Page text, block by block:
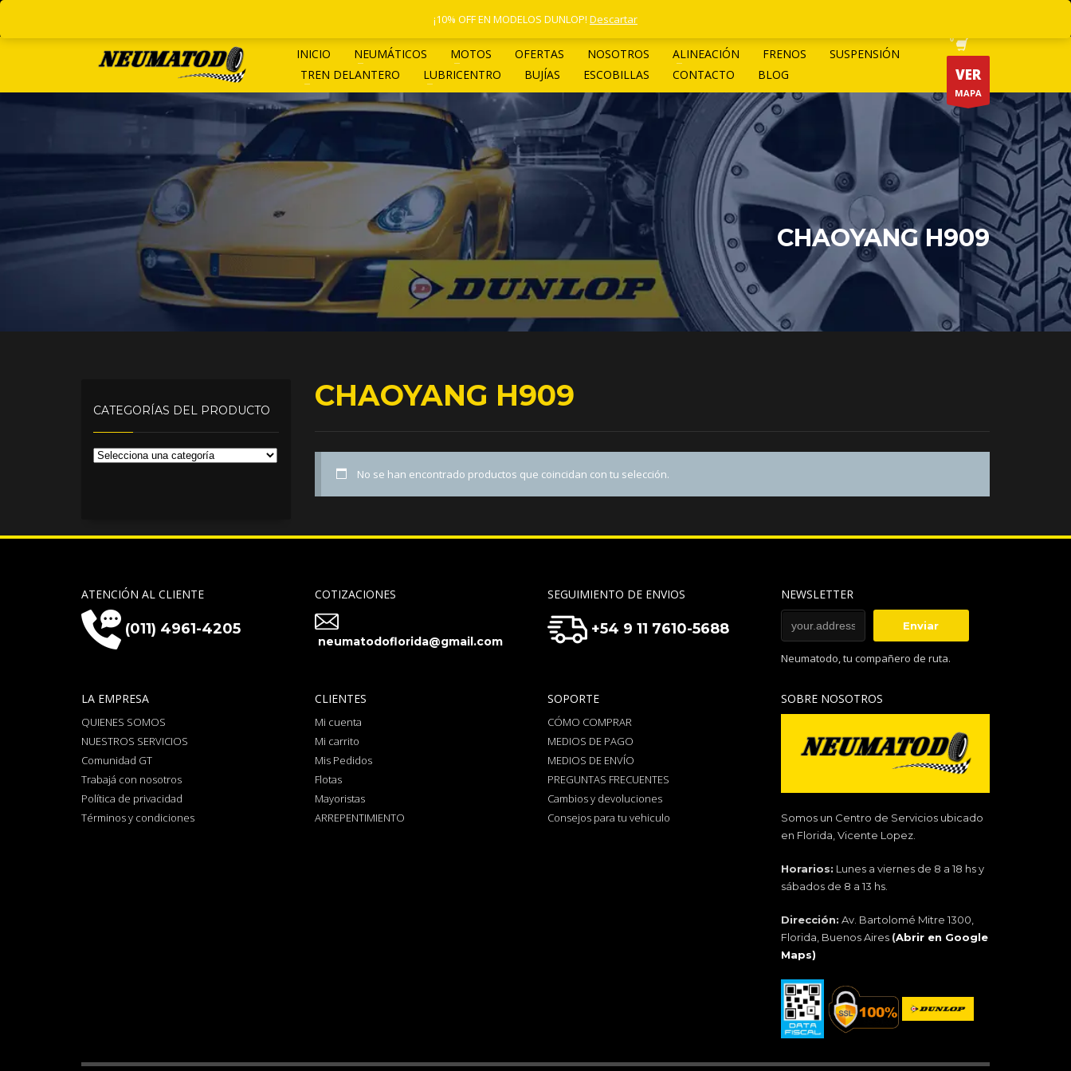
INICIO NEUMÁTICOS MOTOS OFERTAS NOSOTROS ALINEACIÓN FRENOS
SUSPENSIÓN
TREN DELANTERO
LUBRICENTRO BUJÍAS ESCOBILLAS CONTACTO BLOG VER
MAPA
CHAOYANG H909
CHAOYANG H909
No se han encontrado productos que coincidan con tu selección.
CATEGORÍAS DEL PRODUCTO
ATENCIÓN AL CLIENTE
(011) 4961-4205
COTIZACIONES
neumatodoflorida@gmail.com
SEGUIMIENTO DE ENVIOS
+54 9 11 7610-5688
NEWSLETTER
Neumatodo, tu compañero de ruta.
LA EMPRESA
QUIENES SOMOS
NUESTROS SERVICIOS
Comunidad GT
Trabajá con nosotros
Política de privacidad
Términos y condiciones
CLIENTES
Mi cuenta
Mi carrito
Mis Pedidos
Flotas
Mayoristas
ARREPENTIMIENTO
SOPORTE
CÓMO COMPRAR
MEDIOS DE PAGO
MEDIOS DE ENVÍO
PREGUNTAS FRECUENTES
Cambios y devoluciones
Consejos para tu vehiculo
SOBRE NOSOTROS
Somos un Centro de Servicios ubicado
en Florida, Vicente Lopez.
Horarios: Lunes a viernes de 8 a 18 hs y
sábados de 8 a 13 hs.
Dirección: Av. Bartolomé Mitre 1300,
Florida, Buenos Aires (Abrir en Google
Maps)
¡10% OFF EN MODELOS DUNLOP! Descartar